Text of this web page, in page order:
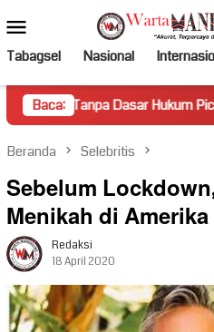
ke
kontenMobile
Tabagsel Nasional
Baca:
Dasar Hukum Picu Keresahan
Beranda Selebritis
Sebelum
Menikah di
Redaksi
18 April 2020